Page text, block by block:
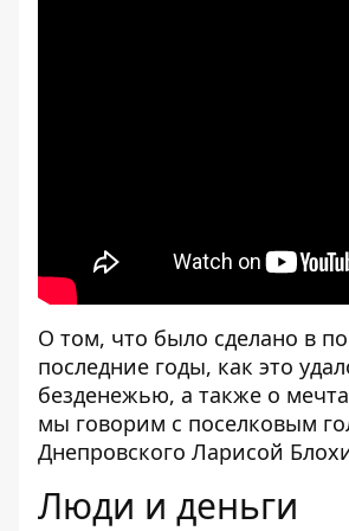
О том, что было сделано в
последние годы, как это
безденежью, а также о
мы говорим с поселковым
Днепровского Ларисой
Люди и деньги